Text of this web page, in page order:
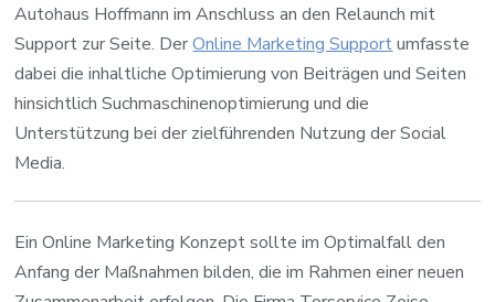
Autohaus Hoffmann im Anschluss an den Relaunch mit
Support zur Seite. DerOnline Marketing Supportumfasste
dabei die inhaltliche Optimierung von Beiträgen und Seiten
hinsichtlich Suchmaschinenoptimierung und die
Unterstützung bei der zielführenden Nutzung der Social
Media.
Ein Online Marketing Konzept sollte im Optimalfall den
Anfang der Maßnahmen bilden, die im Rahmen einer neuen